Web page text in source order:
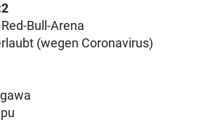
Bull-Arena
(wegen Coronavirus)